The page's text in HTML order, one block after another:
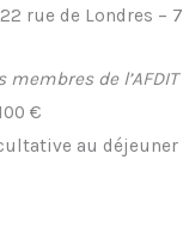
rue de Londres –
de l’AFDIT
€
au déjeuner